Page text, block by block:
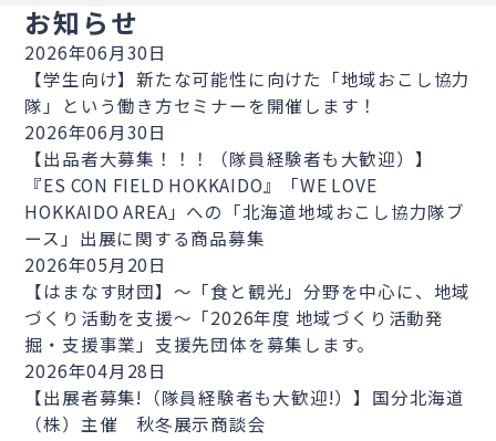
お知らせ
2026年06月30日
【学生向け】新たな可能性に向けた「地域おこし協力
隊」という働き方セミナーを開催します！
2026年06月30日
【出品者大募集！！！（隊員経験者も大歓迎）】
『ES CON FIELD HOKKAIDO』「WE LOVE
HOKKAIDO AREA」への「北海道地域おこし協力隊ブ
ース」出展に関する商品募集
2026年05月20日
【はまなす財団】～「食と観光」分野を中心に、地域
づくり活動を支援～「2026年度 地域づくり活動発
掘・支援事業」支援先団体を募集します。
2026年04月28日
【出展者募集!（隊員経験者も大歓迎!）】国分北海道
（株）主催 秋冬展示商談会